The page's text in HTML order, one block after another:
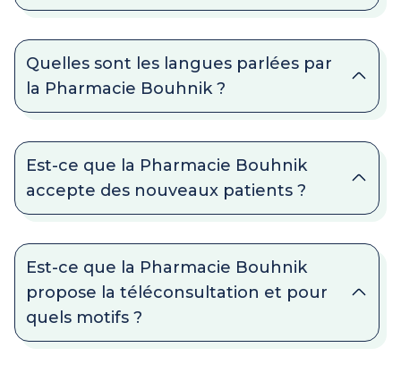
Quelles sont les langues parlées par
la Pharmacie Bouhnik ?
Est-ce que la Pharmacie Bouhnik
accepte des nouveaux patients ?
Est-ce que la Pharmacie Bouhnik
propose la téléconsultation et pour
quels motifs ?